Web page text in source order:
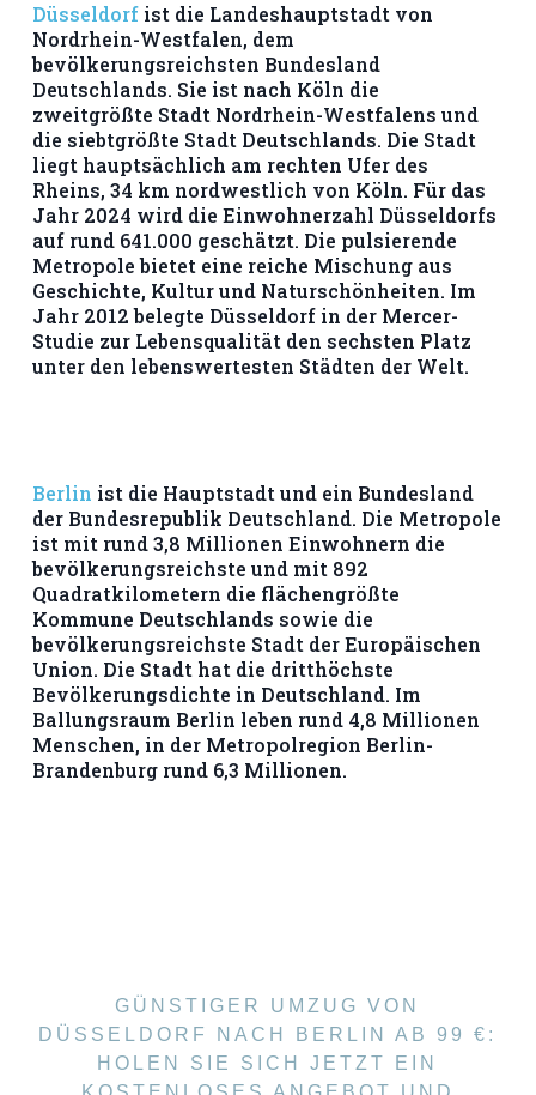
Düsseldorfist die Landeshauptstadt von
Nordrhein-Westfalen, dem
bevölkerungsreichsten Bundesland
Deutschlands. Sie ist nach Köln die
zweitgrößte Stadt Nordrhein-Westfalens und
die siebtgrößte Stadt Deutschlands. Die Stadt
liegt hauptsächlich am rechten Ufer des
Rheins, 34 km nordwestlich von Köln. Für das
Jahr 2024 wird die Einwohnerzahl Düsseldorfs
auf rund 641.000 geschätzt. Die pulsierende
Metropole bietet eine reiche Mischung aus
Geschichte, Kultur und Naturschönheiten. Im
Jahr 2012 belegte Düsseldorf in der Mercer-
Studie zur Lebensqualität den sechsten Platz
unter den lebenswertesten Städten der Welt.
Berlin ist die Hauptstadt und ein Bundesland
der Bundesrepublik Deutschland. Die Metropole
ist mit rund 3,8 Millionen Einwohnern die
bevölkerungsreichste und mit 892
Quadratkilometern die flächengrößte
Kommune Deutschlands sowie die
bevölkerungsreichste Stadt der Europäischen
Union. Die Stadt hat die dritthöchste
Bevölkerungsdichte in Deutschland. Im
Ballungsraum Berlin leben rund 4,8 Millionen
Menschen, in der Metropolregion Berlin-
Brandenburg rund 6,3 Millionen.
GÜNSTIGER UMZUG VON
DÜSSELDORF NACH BERLIN AB 99 €:
HOLEN SIE SICH JETZT EIN